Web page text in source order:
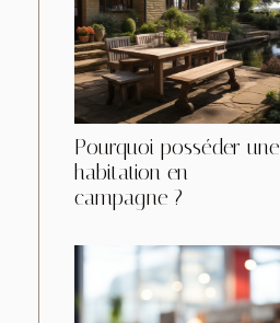
Pourquoi posséder une
habitation en
campagne ?